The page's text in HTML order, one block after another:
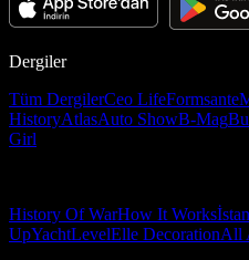
Dergiler
Tüm DergilerCeo LifeFormsante
HistoryAtlasAuto ShowB-Mag
Girl
History Of WarHow It Works
UpYachtLevelElle DecorationAll